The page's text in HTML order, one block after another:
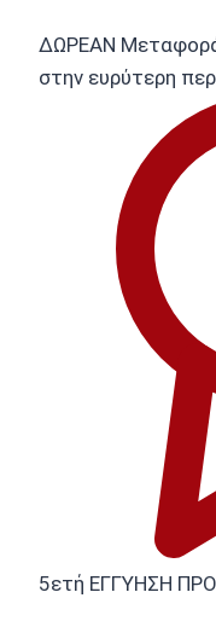
ΔΩΡΕΑΝ
στην ευρύτερη
5ετή ΕΓΓΥΗΣΗ